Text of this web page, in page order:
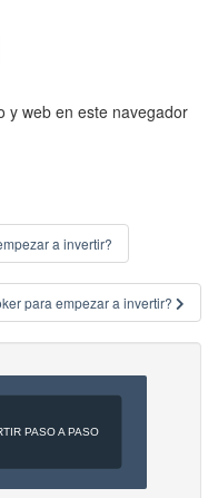
y web en este navegador
a invertir?
para empezar a invertir?
PASO A PASO